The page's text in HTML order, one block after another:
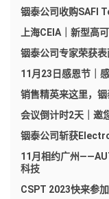
铟泰公司收购SAFI
上海CEIA｜新型高
铟泰公司专家荣获
11月23日感恩节｜
销售精英来这里，铟
会议倒计时2天｜邀
铟泰公司斩获
11月相约广州
科技
CSPT 2023快来参